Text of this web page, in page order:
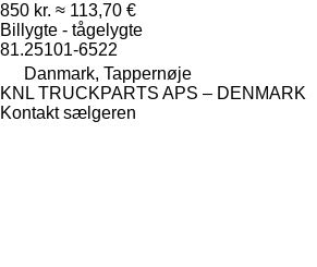
850 kr. ≈ 113,70 €
Billygte - tågelygte
81.25101-6522
Danmark, Tappernøje
KNL TRUCKPARTS APS – DENMARK
Kontakt sælgeren